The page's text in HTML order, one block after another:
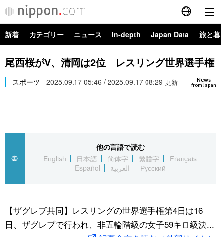
English
简体字
繁體字
العربية
社会
旅と暮らし
新着 カテゴリー ニュース In-depth Japan Data 旅と
政治・外交
経済・ビジネス
社会
文化
科学・技術
暮らし
Topics
Images
お知らせ
尾西桜がV、清岡は2位 レスリング世界選手権
News
from Japan
スポーツ 2025.09.17 05:46 / 2025.09.17 08:29 更新
他の言語で読む
English
日本語 简体字 繁體字
Français
Español
العربية Русский
【ザグレブ共同】レスリングの世界選手権第4日は16
日、ザグレブで行われ、非五輪階級の女子59キロ級決...